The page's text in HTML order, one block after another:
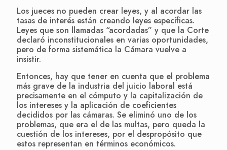
Los jueces no pueden crear leyes, y al acordar las
tasas de interés están creando leyes específicas.
Leyes que son llamadas “acordadas” y que la Corte
declaró inconstitucionales en varias oportunidades,
pero de forma sistemática la Cámara vuelve a
insistir.
Entonces, hay que tener en cuenta que el problema
más grave de la industria del juicio laboral está
precisamente en el cómputo y la capitalización de
los intereses y la aplicación de coeficientes
decididos por las cámaras. Se eliminó uno de los
problemas, que era el de las multas, pero queda la
cuestión de los intereses, por el despropósito que
estos representan en términos económicos.